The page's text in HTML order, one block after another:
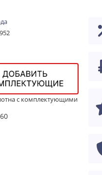
с комплектующими